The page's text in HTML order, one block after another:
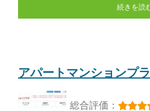
続きを読
アパートマンションプ
総合評価：